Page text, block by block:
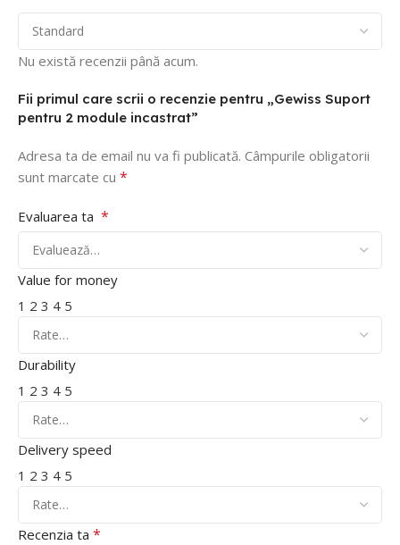
Nu există recenzii până acum.
Fii primul care scrii o recenzie pentru „Gewiss Suport
pentru 2 module incastrat”
Adresa ta de email nu va fi publicată. Câmpurile obligatorii
sunt marcate cu *
Evaluarea ta *
Value for money
1 2 3 4 5
Durability
1 2 3 4 5
Delivery speed
1 2 3 4 5
Recenzia ta *